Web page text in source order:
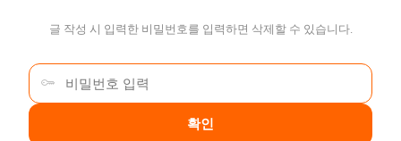
글 작성 시 입력한 비밀번호를 입력하면 삭제할 수 있습니다.
확인